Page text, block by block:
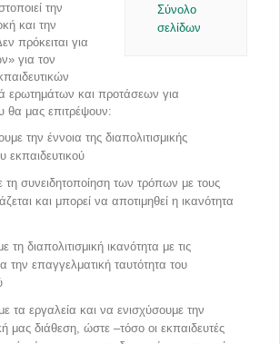
Σύνολο
σελίδων
την
και την
πρόκειται για
για τον
ερωτημάτων και προτάσεων για
θα μας επιτρέψουν:
την έννοια της διαπολιτισμικής
εκπαιδευτικού
συνειδητοποίηση των τρόπων με τους
και μπορεί να αποτιμηθεί η ικανότητα
τη διαπολιτισμική ικανότητα με τις
την επαγγελματική ταυτότητα του
τα εργαλεία και να ενισχύσουμε την
μας διάθεση, ώστε –τόσο οι εκπαιδευτές